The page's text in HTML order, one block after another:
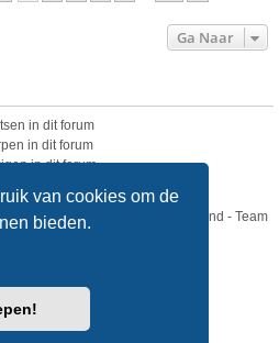
van cookies om de
bieden.
Ga Naar
in dit forum
in dit forum
in dit forum
Nikon Club Nederland - Team
2023
Limited
& v12mike